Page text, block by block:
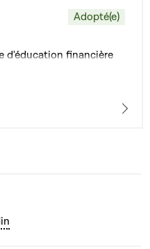
Adopté(e)
d'éducation financière